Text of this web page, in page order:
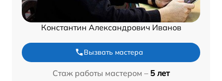
Константин Александрович Иванов
Вызвать мастера
Стаж работы мастером – 5 лет